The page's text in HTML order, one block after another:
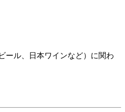
ール、日本ワインなど）に関わ